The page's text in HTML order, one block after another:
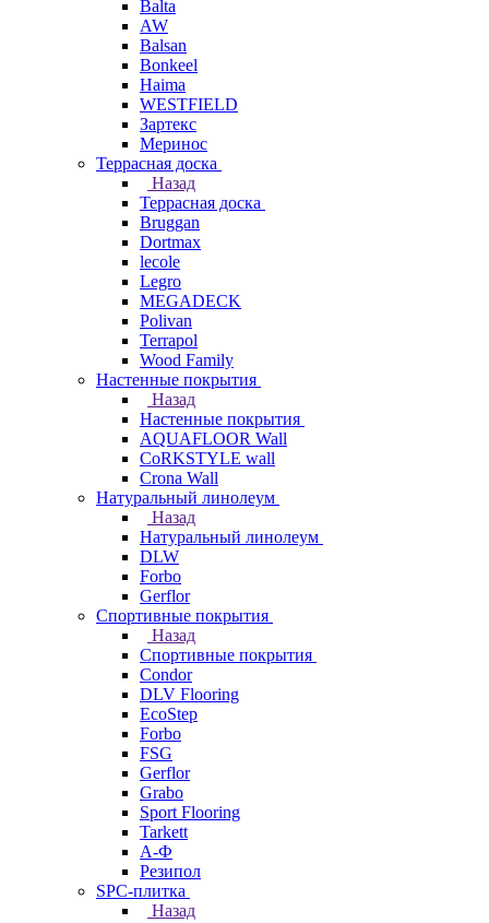
Balta
AW
Balsan
Bonkeel
Haima
WESTFIELD
Зартекс
Меринос
Террасная доска
Назад
Террасная доска
Bruggan
Dortmax
lecole
Legro
MEGADECK
Polivan
Terrapol
Wood Family
Настенные покрытия
Назад
Настенные покрытия
AQUAFLOOR Wall
CoRKSTYLE wall
Crona Wall
Натуральный линолеум
Назад
Натуральный линолеум
DLW
Forbo
Gerflor
Спортивные покрытия
Назад
Спортивные покрытия
Condor
DLV Flooring
EcoStep
Forbo
FSG
Gerflor
Grabo
Sport Flooring
Tarkett
А-Ф
Резипол
SPC-плитка
Назад